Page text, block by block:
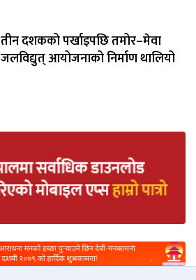
तीन दशकको पर्खाइपछि तमोर–मेवा
जलविद्युत् आयोजनाको निर्माण थालियो